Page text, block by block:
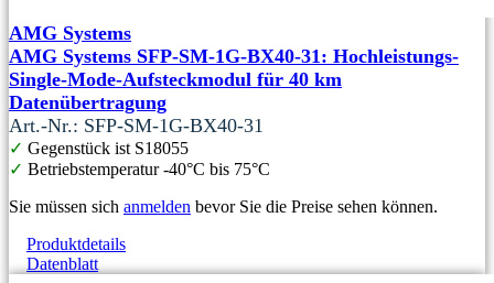
AMG Systems
AMG Systems SFP-SM-1G-BX40-31: Hochleistungs-
Single-Mode-Aufsteckmodul für 40 km
Datenübertragung
Art.-Nr.: SFP-SM-1G-BX40-31
✓ Gegenstück ist S18055
✓ Betriebstemperatur -40°C bis 75°C
Sie müssen sich anmelden bevor Sie die Preise sehen können.
Produktdetails
Datenblatt